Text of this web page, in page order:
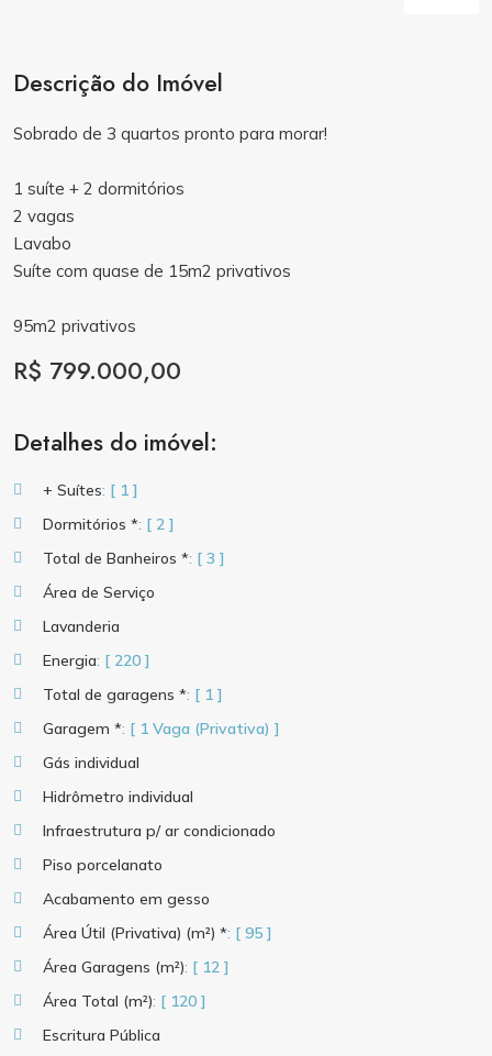
Descrição do Imóvel
Sobrado de 3 quartos pronto para morar!
1 suíte + 2 dormitórios
2 vagas
Lavabo
Suíte com quase de 15m2 privativos
95m2 privativos
R$ 799.000,00
Detalhes do imóvel:
+ Suítes: [ 1 ]
Dormitórios *: [ 2 ]
Total de Banheiros *: [ 3 ]
Área de Serviço
Lavanderia
Energia: [ 220 ]
Total de garagens *: [ 1 ]
Garagem *: [ 1 Vaga (Privativa) ]
Gás individual
Hidrômetro individual
Infraestrutura p/ ar condicionado
Piso porcelanato
Acabamento em gesso
Área Útil (Privativa) (m²) *: [ 95 ]
Área Garagens (m²): [ 12 ]
Área Total (m²): [ 120 ]
Escritura Pública